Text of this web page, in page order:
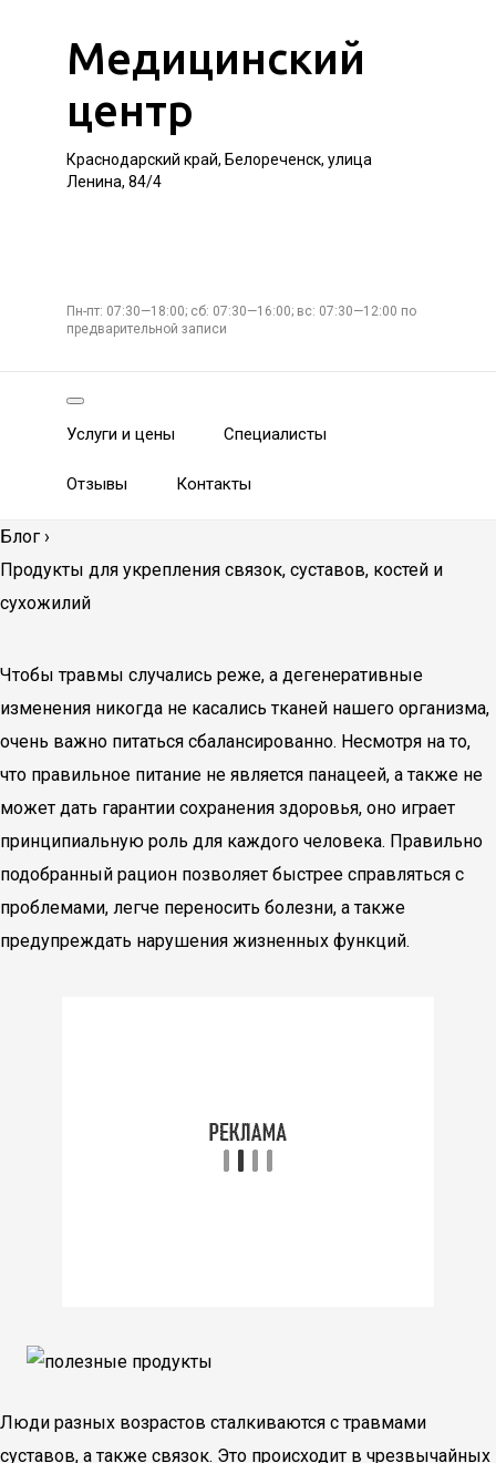
Медицинский
центр
Краснодарский край, Белореченск, улица
Ленина, 84/4
Пн-пт: 07:30—18:00; сб: 07:30—16:00; вс: 07:30—12:00 по
предварительной записи
Услуги и цены Специалисты
Отзывы Контакты
Блог ›
Продукты для укрепления связок, суставов, костей и
сухожилий
Чтобы травмы случались реже, а дегенеративные
изменения никогда не касались тканей нашего организма,
очень важно питаться сбалансированно. Несмотря на то,
что правильное питание не является панацеей, а также не
может дать гарантии сохранения здоровья, оно играет
принципиальную роль для каждого человека. Правильно
подобранный рацион позволяет быстрее справляться с
проблемами, легче переносить болезни, а также
предупреждать нарушения жизненных функций.
Люди разных возрастов сталкиваются с травмами
суставов, а также связок. Это происходит в чрезвычайных